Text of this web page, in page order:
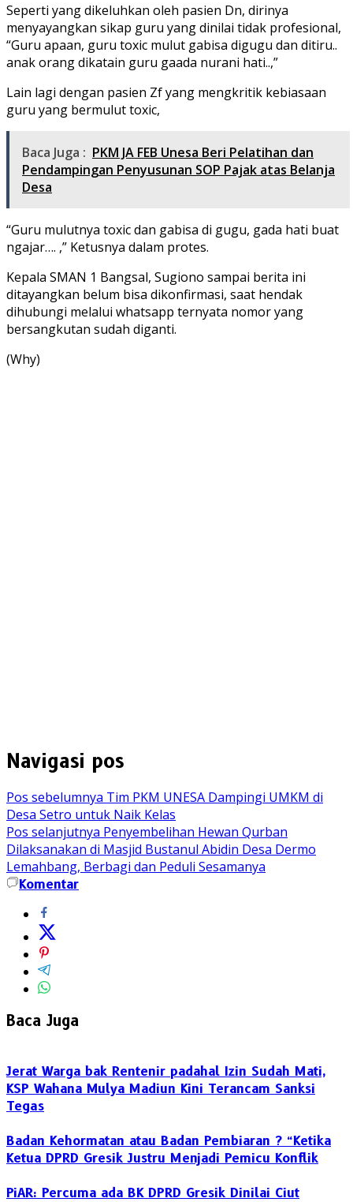
Seperti yang dikeluhkan oleh pasien Dn, dirinya
menyayangkan sikap guru yang dinilai tidak profesional,
“Guru apaan, guru toxic mulut gabisa digugu dan ditiru..
anak orang dikatain guru gaada nurani hati..,”
Lain lagi dengan pasien Zf yang mengkritik kebiasaan
guru yang bermulut toxic,
Baca Juga : PKM JA FEB Unesa Beri Pelatihan dan
Pendampingan Penyusunan SOP Pajak atas Belanja
Desa
“Guru mulutnya toxic dan gabisa di gugu, gada hati buat
ngajar…. ,” Ketusnya dalam protes.
Kepala SMAN 1 Bangsal, Sugiono sampai berita ini
ditayangkan belum bisa dikonfirmasi, saat hendak
dihubungi melalui whatsapp ternyata nomor yang
bersangkutan sudah diganti.
(Why)
Navigasi pos
Pos sebelumnya Tim PKM UNESA Dampingi UMKM di
Desa Setro untuk Naik Kelas
Pos selanjutnya Penyembelihan Hewan Qurban
Dilaksanakan di Masjid Bustanul Abidin Desa Dermo
Lemahbang, Berbagi dan Peduli Sesamanya
Komentar
Baca Juga
Jerat Warga bak Rentenir padahal Izin Sudah Mati,
KSP Wahana Mulya Madiun Kini Terancam Sanksi
Tegas
Badan Kehormatan atau Badan Pembiaran ? “Ketika
Ketua DPRD Gresik Justru Menjadi Pemicu Konflik
PiAR: Percuma ada BK DPRD Gresik Dinilai Ciut